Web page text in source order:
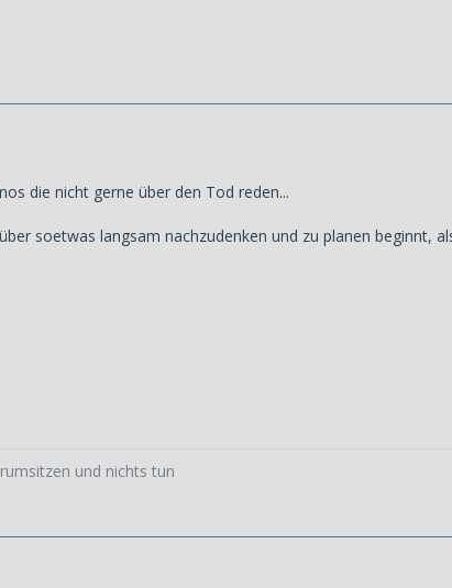
die nicht gerne über den Tod reden...
soetwas langsam nachzudenken und zu planen beginnt,
und nichts tun